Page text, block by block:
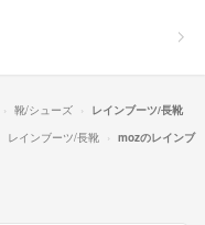
靴/シューズ
レインブーツ/長靴
レインブーツ/長靴
mozのレインブ